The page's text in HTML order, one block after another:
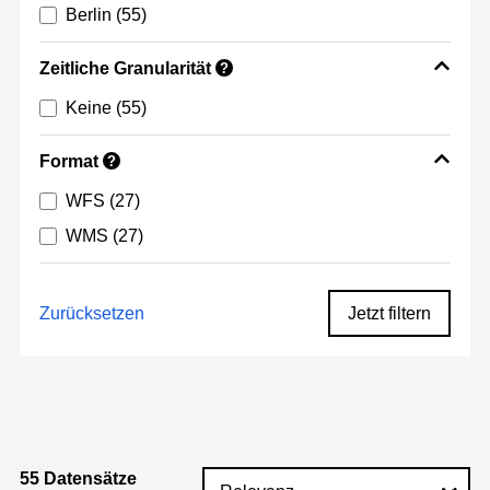
Berlin (55)
Zeitliche Granularität ?
Keine (55)
Format ?
WFS (27)
WMS (27)
Zurücksetzen Jetzt filtern
55 Datensätze